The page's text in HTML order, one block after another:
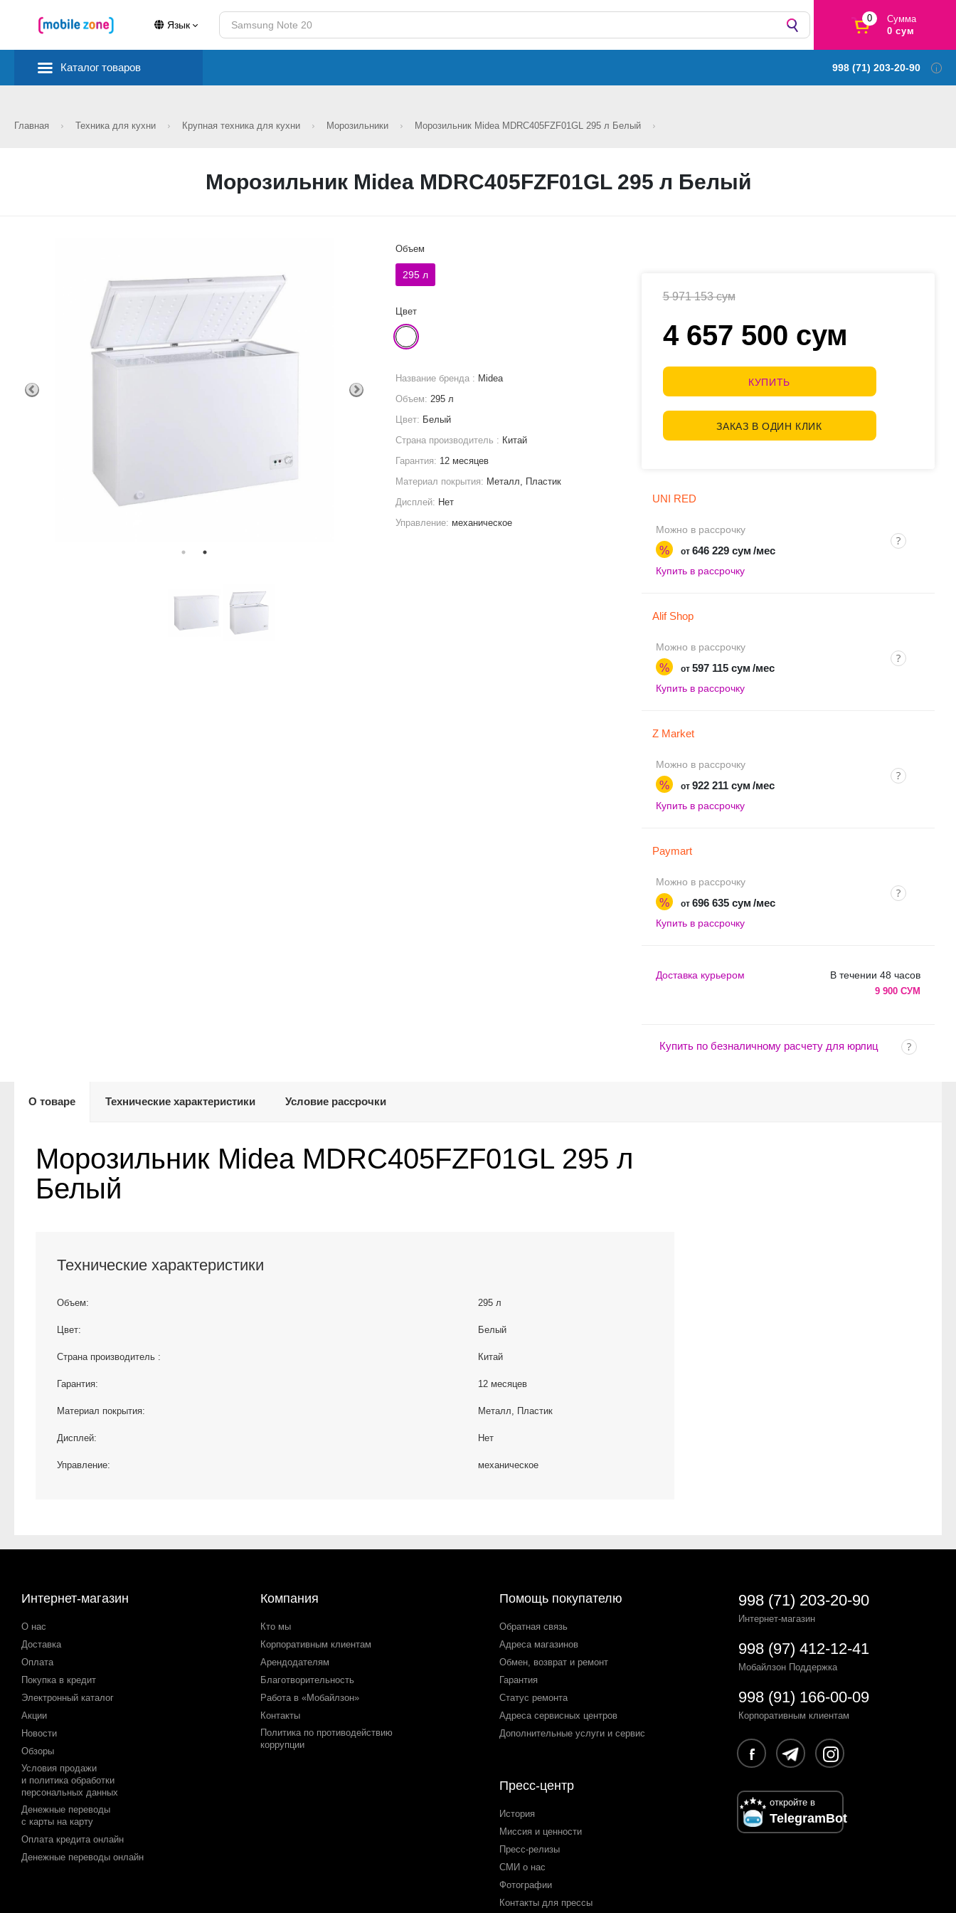
Язык
0
Сумма
0 сум
Каталог товаров 998 (71) 203-20-90
Главная Техника для кухни Крупная техника для кухни Морозильники Морозильник Midea MDRC405FZF01GL 295 л Белый
Морозильник Midea MDRC405FZF01GL 295 л Белый
5 971 153 сум
4 657 500 сум
КУПИТЬ
ЗАКАЗ В ОДИН КЛИК
UNI RED
Можно в рассрочку
% от 646 229 сум /мес
Купить в рассрочку
Alif Shop
Можно в рассрочку
% от 597 115 сум /мес
Купить в рассрочку
Z Market
Можно в рассрочку
% от 922 211 сум /мес
Купить в рассрочку
Paymart
Можно в рассрочку
% от 696 635 сум /мес
Купить в рассрочку
Доставка курьером В течении 48 часов
9 900 СУМ
Купить по безналичному расчету для юрлиц
Объем
295 л
Цвет
Название бренда : Midea
Объем:295 л
Цвет: Белый
Страна производитель : Китай
Гарантия: 12 месяцев
Материал покрытия: Металл, Пластик
Дисплей: Нет
Управление: механическое
О товаре Технические характеристики Условие рассрочки
Морозильник Midea MDRC405FZF01GL 295 л
Белый
Технические характеристики
Объем: 295 л
Цвет: Белый
Страна производитель : Китай
Гарантия: 12 месяцев
Материал покрытия: Металл, Пластик
Дисплей: Нет
Управление: механическое
Интернет-магазин
О нас
Доставка
Оплата
Покупка в кредит
Электронный каталог
Акции
Новости
Обзоры
Условия продажи
и политика обработки
персональных данных
Денежные переводы
с карты на карту
Оплата кредита онлайн
Денежные переводы онлайн
Компания
Кто мы
Корпоративным клиентам
Арендодателям
Благотворительность
Работа в «Мобайлзон»
Контакты
Политика по противодействию
коррупции
Помощь покупателю
Обратная связь
Адреса магазинов
Обмен, возврат и ремонт
Гарантия
Статус ремонта
Адреса сервисных центров
Дополнительные услуги и сервис
Пресс-центр
История
Миссия и ценности
Пресс-релизы
СМИ о нас
Фотографии
Контакты для прессы
998 (71) 203-20-90
Интернет-магазин
998 (97) 412-12-41
Мобайлзон Поддержка
998 (91) 166-00-09
Корпоративным клиентам
откройте в
TelegramBot